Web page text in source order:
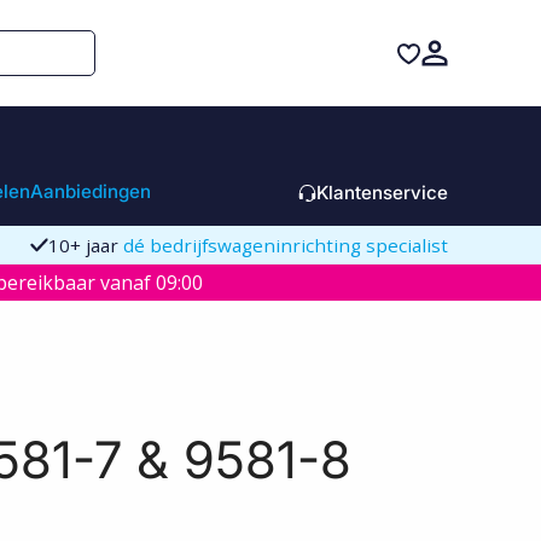
Aanbiedingen Klantenservice
10+ jaar dé bedrijfswageninrichting specialist
vanaf 09:00
7 & 9581-8